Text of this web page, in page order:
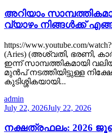
അറിയാം
വ്യാഴം നിങ്ങൾക്ക്
https://www.youtube.com/
(Aries) (അശ്വതി, ഭരണി,
ഇന്ന് സാമ്പത്തികമായി
മുൻപ് നടത്തിയിട്ടുള്ള
കുടിശ്ശികയായി...
admin
July 22, 2026July 22, 2026
നക്ഷത്രഫലം: 2026